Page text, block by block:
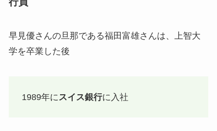
早見優さんの旦那である福田富雄さんは、上智大
学を卒業した後
1989年に スイス銀行に入社